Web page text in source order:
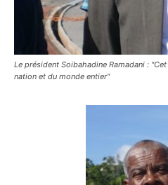
Le président Soibahadine Ramadani :
nation et du monde entier"